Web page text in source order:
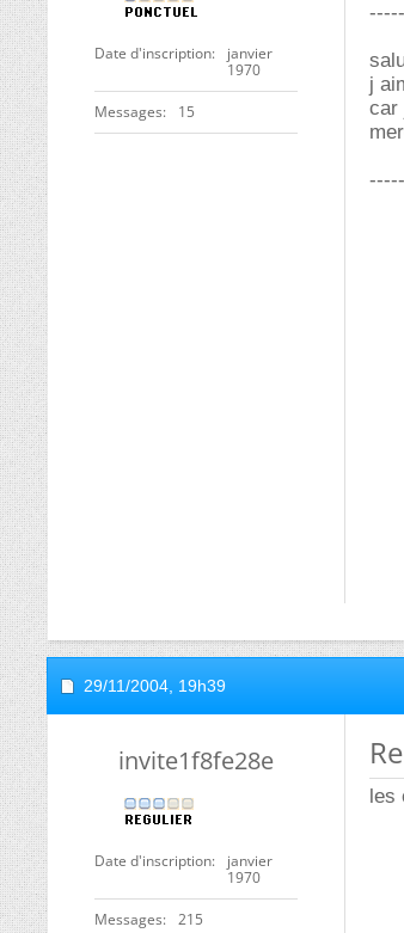
Date d'inscription
janvier
1970
Messages 15
j
car
-----
29/11/2004, 19h39
invite1f8fe28e
Date d'inscription
janvier
1970
Messages 215
les